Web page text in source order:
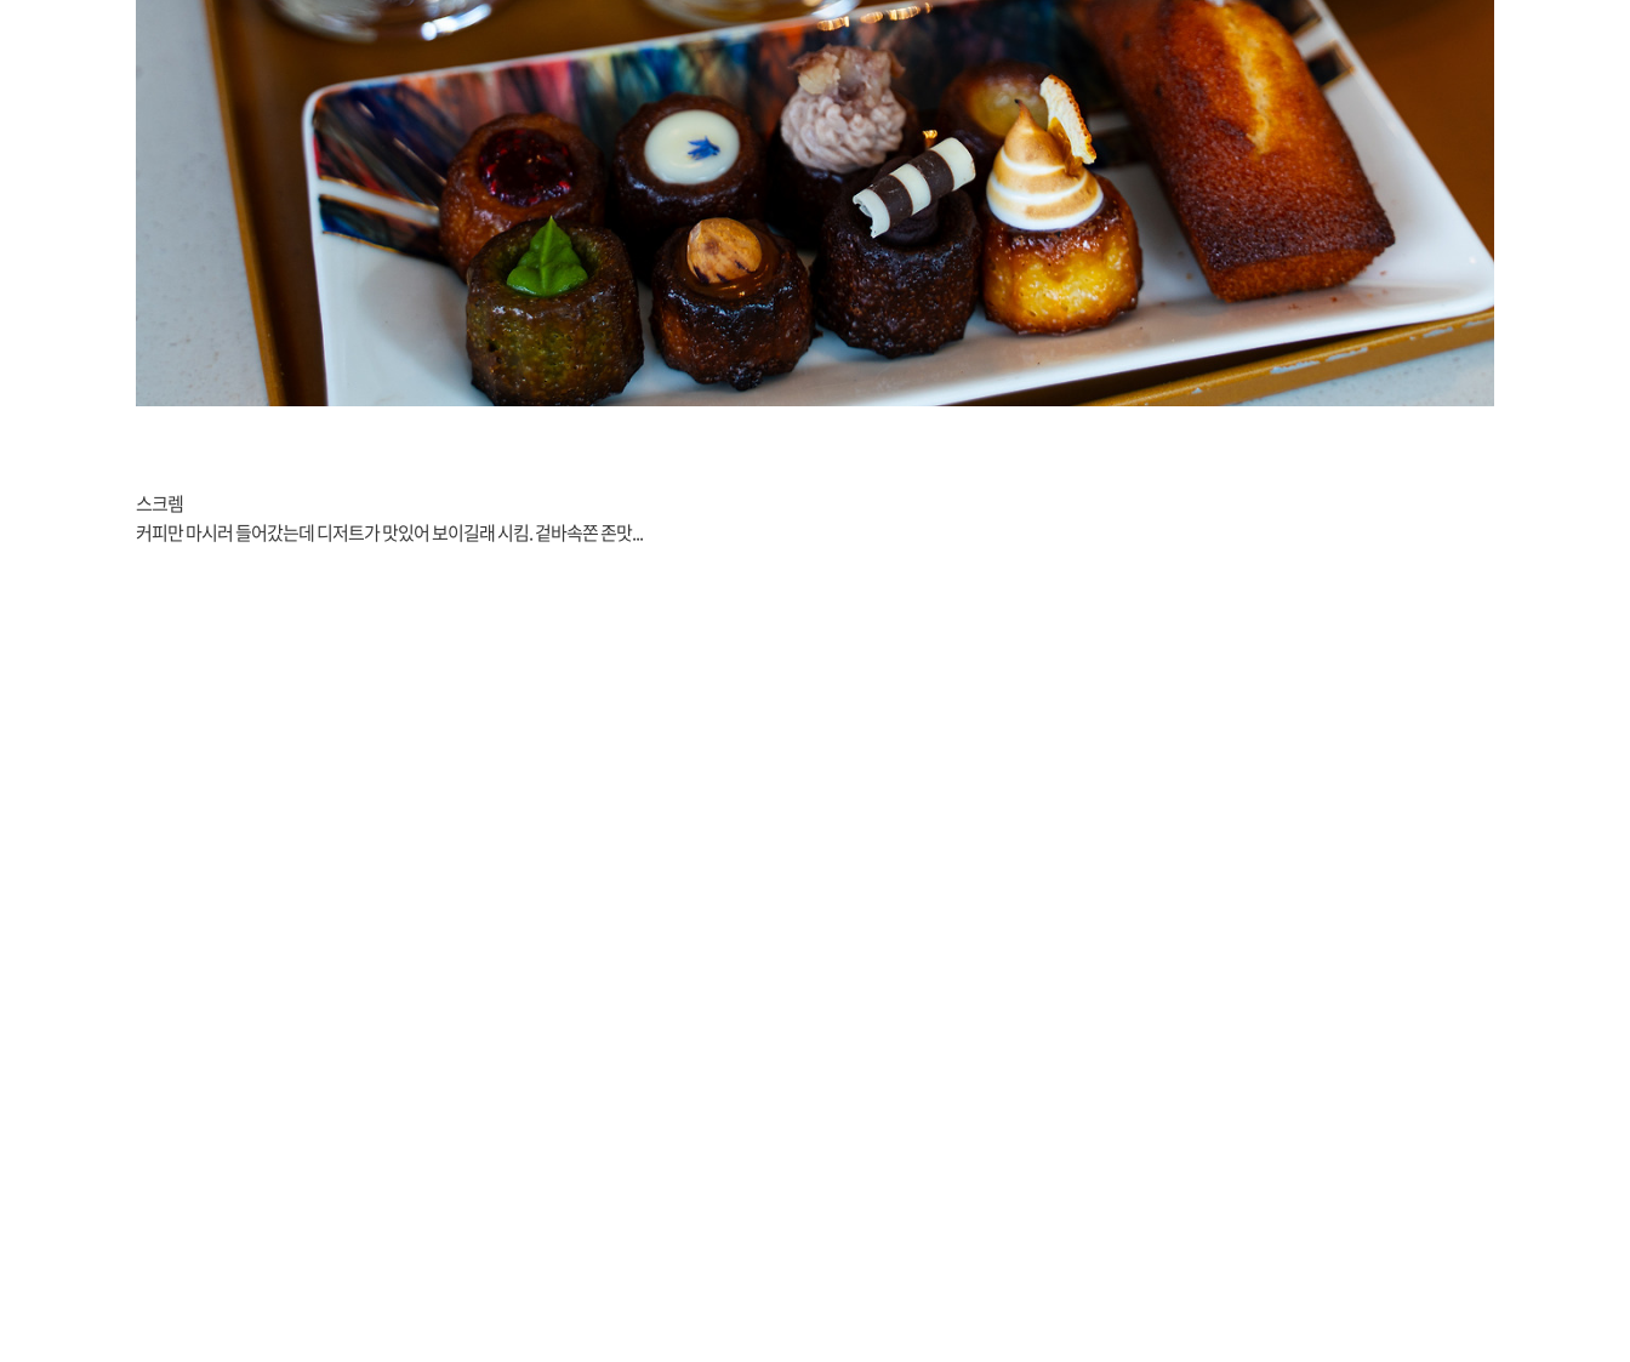
스크렘
커피만 마시러 들어갔는데 디저트가 맛있어 보이길래 시킴. 겉바속쫀 존맛...